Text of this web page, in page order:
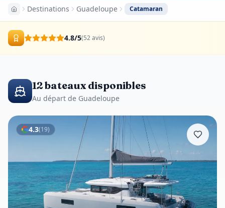
Destinations Guadeloupe Catamaran
4.8/5(52avis)
12 bateaux disponibles
Au départ de Guadeloupe
4.3(19)